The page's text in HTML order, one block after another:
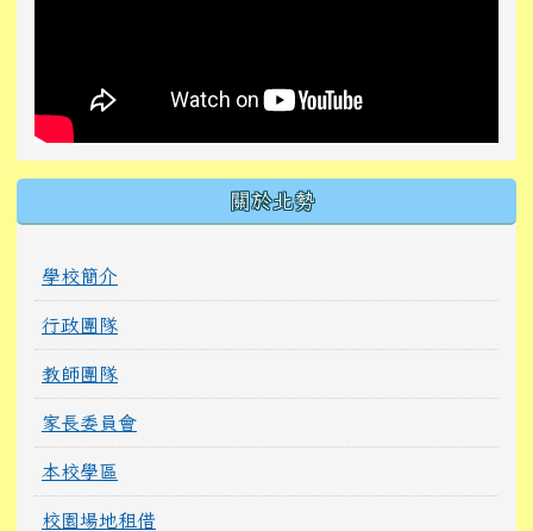
關於北勢
學校簡介
行政團隊
教師團隊
家長委員會
本校學區
校園場地租借